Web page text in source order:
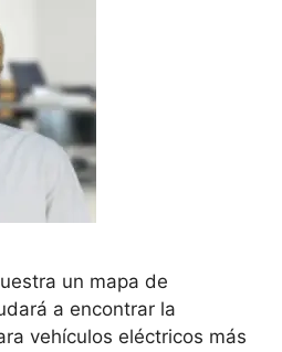
un mapa de
a encontrar la
vehículos eléctricos más